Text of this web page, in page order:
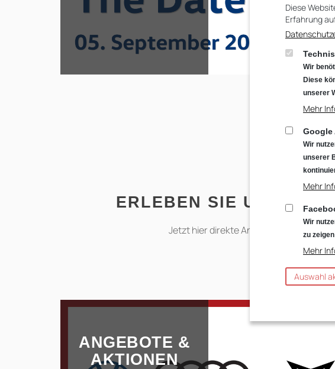
ERLEBEN SIE UNSERE
Jetzt hier direkte Angebote zu unseren
ANGEBOTE &
AKTIONEN
Diese
Erfahrung
Wir
Diese
unserer
Mehr
Google
Wir
unserer
Mehr
Wir
zu
Mehr
Auswahl